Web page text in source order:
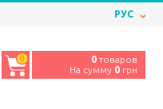
РУС
0 0 товаров
На сумму 0 грн